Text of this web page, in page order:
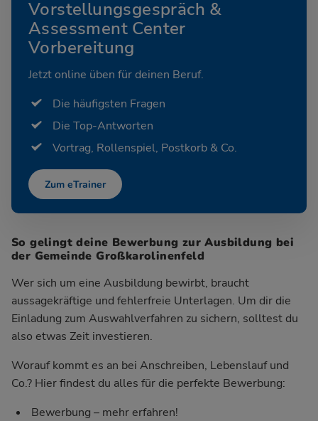
Vorstellungsgespräch &
Assessment Center
Vorbereitung
Jetzt online üben für deinen Beruf.
Die häufigsten Fragen
Die Top-Antworten
Vortrag, Rollenspiel, Postkorb & Co.
Zum eTrainer
So gelingt deine Bewerbung zur Ausbildung bei
der Gemeinde Großkarolinenfeld
Wer sich um eine Ausbildung bewirbt, braucht
aussagekräftige und fehlerfreie Unterlagen. Um dir die
Einladung zum Auswahlverfahren zu sichern, solltest du
also etwas Zeit investieren.
Worauf kommt es an bei Anschreiben, Lebenslauf und
Co.? Hier findest du alles für die perfekte Bewerbung:
Bewerbung – mehr erfahren!